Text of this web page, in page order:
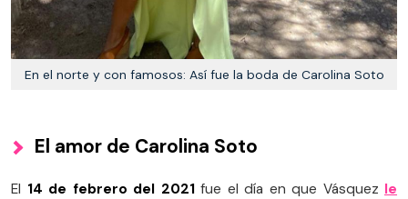
En el norte y con famosos: Así fue la boda de Carolina Soto
El amor de Carolina Soto
El 14 de febrero del 2021fue el día en que Vásquez le